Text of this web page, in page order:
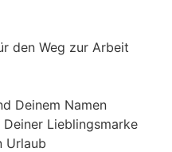
den Weg zur Arbeit
Deinem Namen
Lieblingsmarke
Urlaub